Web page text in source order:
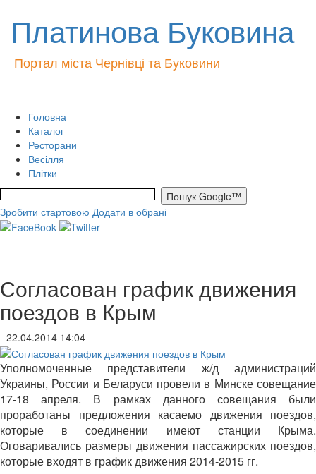
Платинова Буковина
Портал міста Чернівці та Буковини
Головна
Каталог
Ресторани
Весілля
Плітки
Зробити стартовою Додати в обрані
Согласован график движения
поездов в Крым
- 22.04.2014 14:04
Уполномоченные представители ж/д администраций
Украины, России и Беларуси провели в Минске совещание
17-18 апреля. В рамках данного совещания были
проработаны предложения касаемо движения поездов,
которые в соединении имеют станции Крыма.
Оговаривались размеры движения пассажирских поездов,
которые входят в график движения 2014-2015 гг.